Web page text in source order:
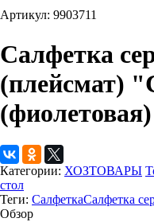
Артикул: 9903711
Салфетка
(плейсмат)
Категории: ХОЗТОВАРЫ
стол
Теги: СалфеткаСалфетка
Обзор